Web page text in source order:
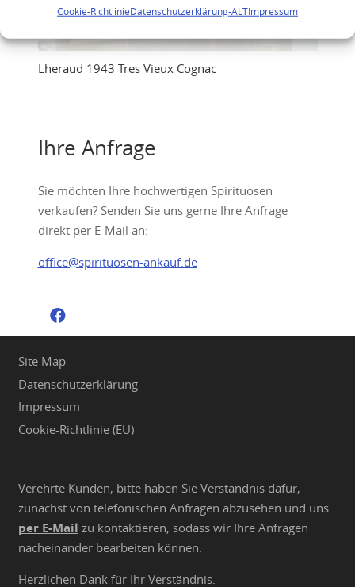
Cookie-RichtlinieDatenschutzerklärung-ALTImpressum
Lheraud 1943 Tres Vieux Cognac
Ihre Anfrage
Sie möchten Ihre hochwertigen Spirituosen
verkaufen? Senden Sie uns gerne Ihre Anfrage
direkt per E-Mail an:
office@spirituosen-ankauf.de
Site Map
Datenschutzerklärung
Impressum
Cookie-Richtlinie (EU)
Verehrte Kunden, bitte haben Sie Verständnis dafür,
zunächst von telefonischen Anfragen abzusehen und uns
per E-Mail zu kontaktieren, sodass wir Ihre Anfragen
nacheinander bearbeiten können.
Herzlichen Dank für Ihr Verständnis.